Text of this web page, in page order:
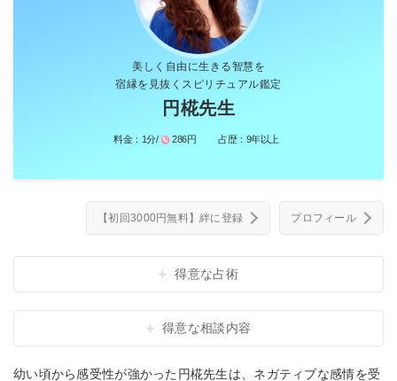
美しく自由に生きる智慧を
宿縁を見抜くスピリチュアル鑑定
円椛先生
料金： 1分/ 286円 占歴： 9年以上
【初回3000円無料】絆に登録 プロフィール
得意な占術
得意な相談内容
幼い頃から感受性が強かった円椛先生は、ネガティブな感情を受